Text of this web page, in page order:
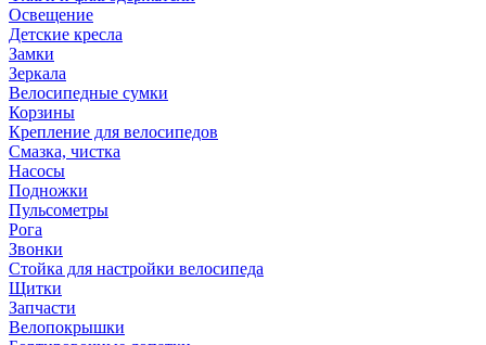
Освещение
Детские кресла
Замки
Зеркала
Велосипедные сумки
Корзины
Крепление для велосипедов
Смазка, чистка
Насосы
Подножки
Пульсометры
Рога
Звонки
Стойка для настройки велосипеда
Щитки
Запчасти
Велопокрышки